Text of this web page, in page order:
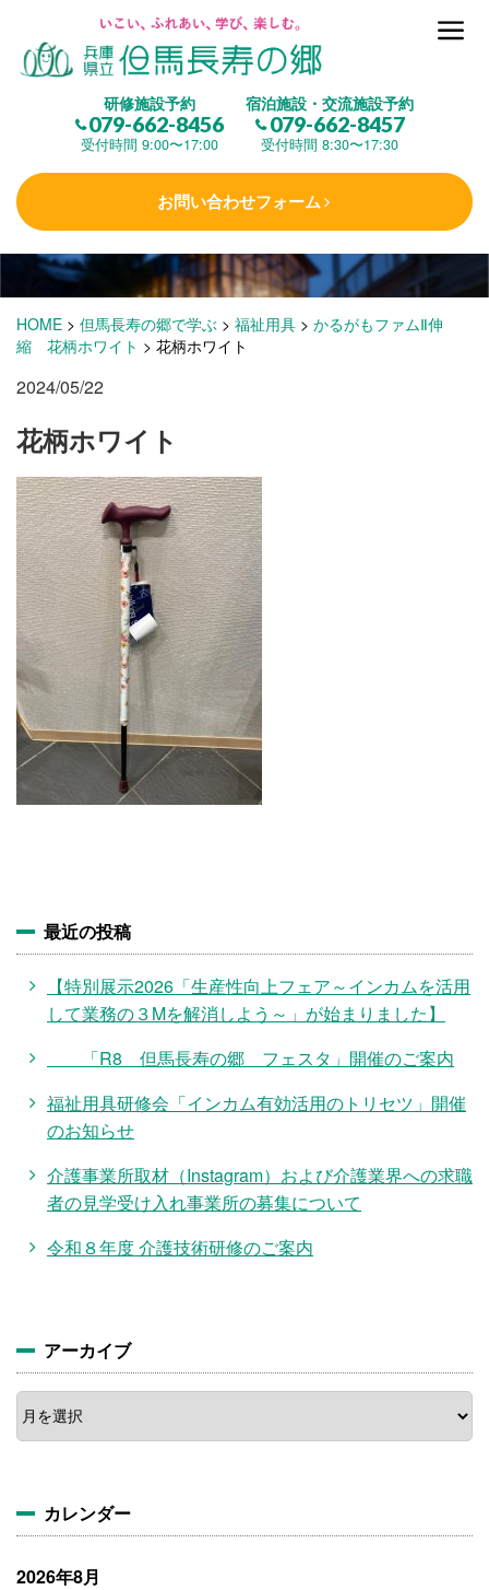
研修施設予約
079-662-8456
受付時間 9:00〜17:00
宿泊施設・交流施設予約
079-662-8457
受付時間 8:30〜17:30
お問い合わせフォーム
但馬長寿の郷とは
(研修施設)
楽しむ
学 ぶ(健康福祉)
泊まる(宿泊)
施設・料金
アクセス
HOME > 但馬長寿の郷で学ぶ > 福祉用具 > かるがもファムⅡ伸
縮 花柄ホワイト > 花柄ホワイト
2024/05/22
花柄ホワイト
最近の投稿
【特別展示2026「生産性向上フェア～インカムを活用
して業務の３Mを解消しよう～」が始まりました】
「R8 但馬長寿の郷 フェスタ」開催のご案内
福祉用具研修会「インカム有効活用のトリセツ」開催
のお知らせ
介護事業所取材（Instagram）および介護業界への求職
者の見学受け入れ事業所の募集について
令和８年度 介護技術研修のご案内
アーカイブ
ア
ー
カ
カレンダー
2026年8月